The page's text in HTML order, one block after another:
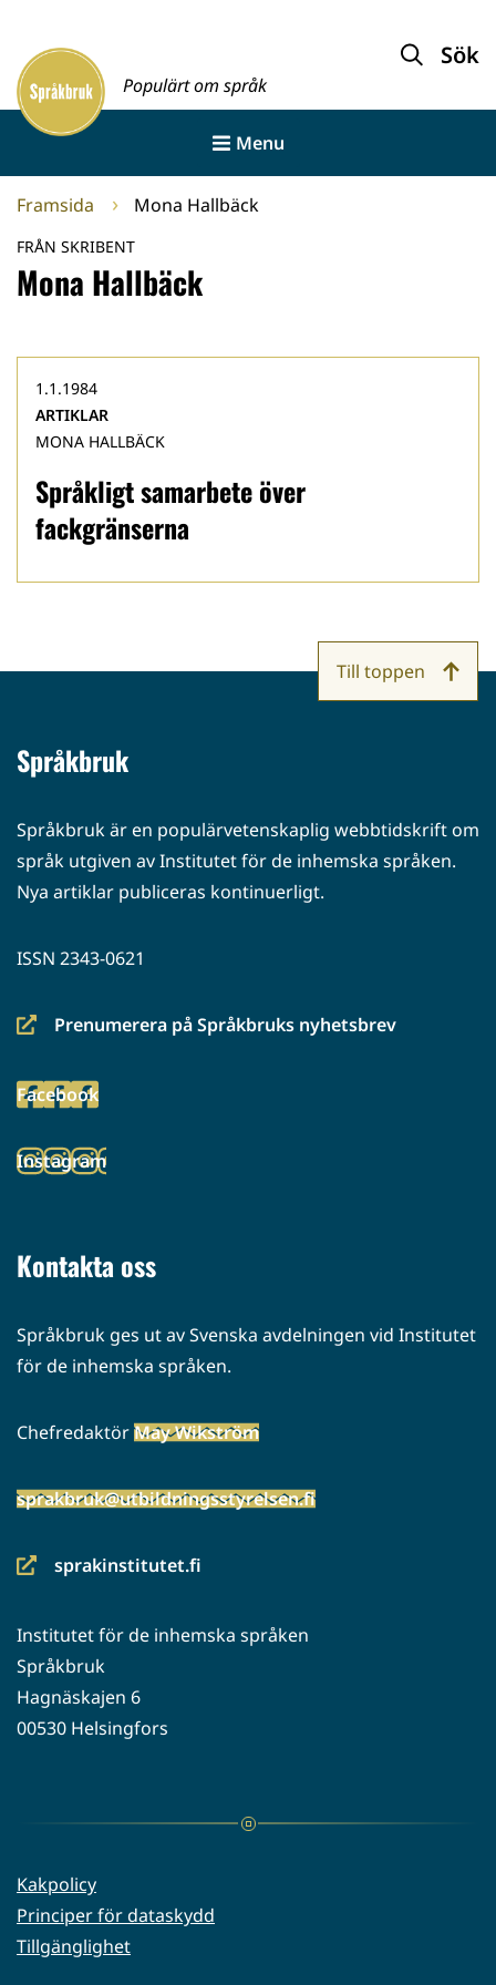
innehållet
Framsida
Populärt om språk
Sök
Menu
Framsida Mona Hallbäck
FRÅN SKRIBENT
Mona Hallbäck
Språkligt samarbete över
fackgränserna
1.1.1984
ARTIKLAR
MONA HALLBÄCK
Språkbruk
Språkbruk är en populärvetenskaplig webbtidskrift om
språk utgiven av Institutet för de inhemska språken.
Nya artiklar publiceras kontinuerligt.
ISSN 2343-0621
Prenumerera på Språkbruks nyhetsbrev
(siirryt
palveluun)
Facebook
(siirryt
palveluun)
Instagram
(siirryt
Kontakta oss
Språkbruk ges ut av Svenska avdelningen vid Institutet
för de inhemska språken.
ChefredaktörMay Wikström
sprakbruk@utbildningsstyrelsen.fi
sprakinstitutet.fi
(siirryt
palveluun)
Institutet för de inhemska språken
Språkbruk
Hagnäskajen 6
00530 Helsingfors
Kakpolicy
Principer för dataskydd
Tillgänglighet
Till toppen